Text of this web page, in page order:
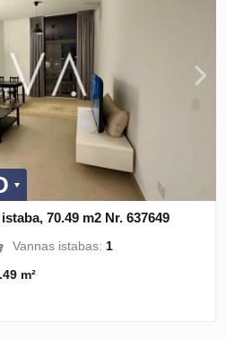
70.49 m2 Nr. 637649
Vannas istabas:1
m²